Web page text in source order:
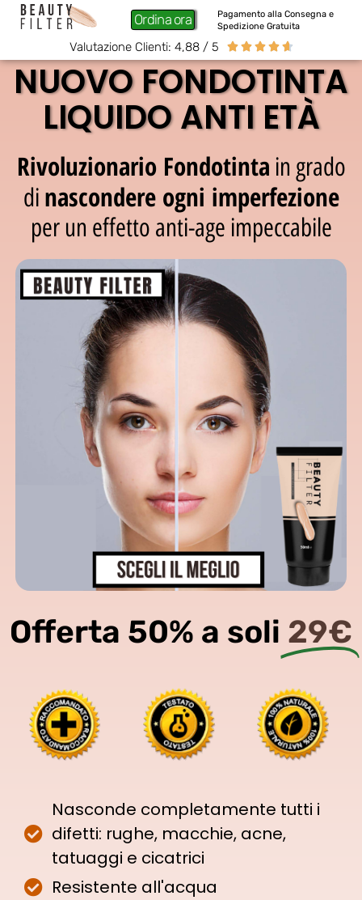
Ordina ora
Pagamento alla Consegna e
Spedizione Gratuita
Valutazione Clienti: 4,88 / 5     
NUOVO FONDOTINTA
LIQUIDO ANTI ETÀ
Rivoluzionario Fondotinta in grado
di nascondere ogni imperfezione
per un effetto anti-age impeccabile
Offerta 50% a soli 29€
Nasconde completamente tutti i
difetti: rughe, macchie, acne,
tatuaggi e cicatrici
Resistente all'acqua